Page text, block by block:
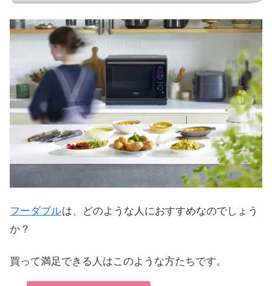
フーダブルは、どのような人におすすめなのでしょう
か？
買って満足できる人はこのような方たちです。